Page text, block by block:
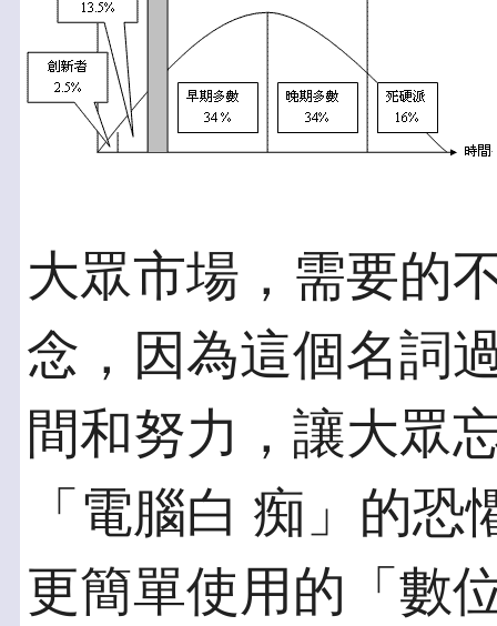
大眾市場，需要的
念，因為這個名詞
間和努力，讓大眾
「電腦白 痴」的
更簡單使用的「數